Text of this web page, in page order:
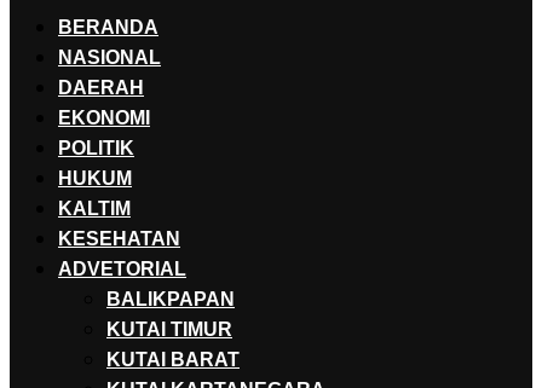
BERANDA
NASIONAL
DAERAH
EKONOMI
POLITIK
HUKUM
KALTIM
KESEHATAN
ADVETORIAL
BALIKPAPAN
KUTAI TIMUR
KUTAI BARAT